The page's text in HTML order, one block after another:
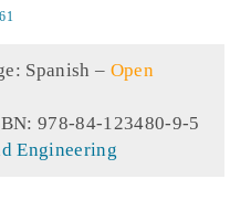
Spanish – Open
978-84-123480-9-5
Engineering